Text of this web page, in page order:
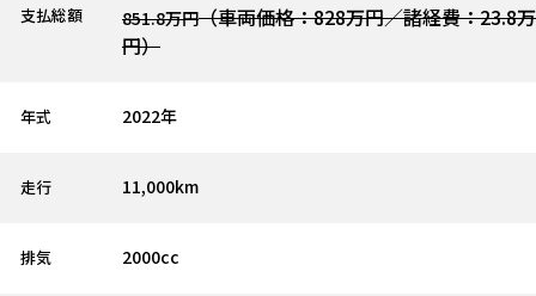
支払総額 851.8万円（車両価格：828万円／諸経費：23.8万
円）
年式 2022年
走行 11,000km
排気 2000cc